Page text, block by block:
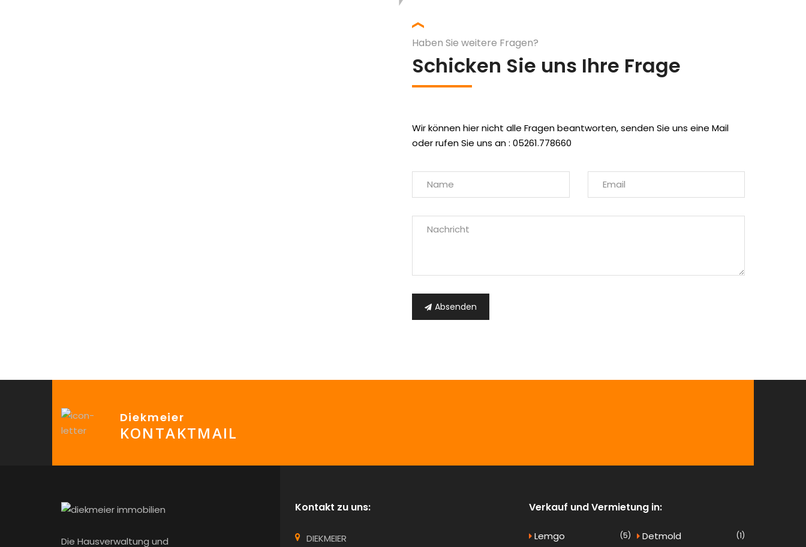
Haben Sie weitere Fragen?
Schicken Sie uns Ihre Frage
Wir können hier nicht alle Fragen beantworten, senden Sie uns eine Mail
oder rufen Sie uns an : 05261.778660
Absenden
Diekmeier
KONTAKTMAIL
Die Hausverwaltung und
Kontakt zu uns:
DIEKMEIER
Verkauf und Vermietung in:
Lemgo (5) Detmold (1)